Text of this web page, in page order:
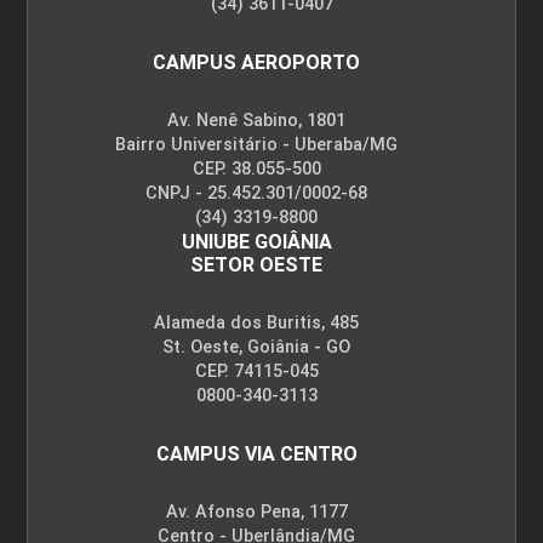
CAMPUS AEROPORTO
Av. Nenê Sabino, 1801
Bairro Universitário - Uberaba/MG
CEP. 38.055-500
CNPJ - 25.452.301/0002-68
(34) 3319-8800
UNIUBE GOIÂNIA
SETOR OESTE
Alameda dos Buritis, 485
St. Oeste, Goiânia - GO
CEP. 74115-045
0800-340-3113
CAMPUS VIA CENTRO
Av. Afonso Pena, 1177
Centro - Uberlândia/MG